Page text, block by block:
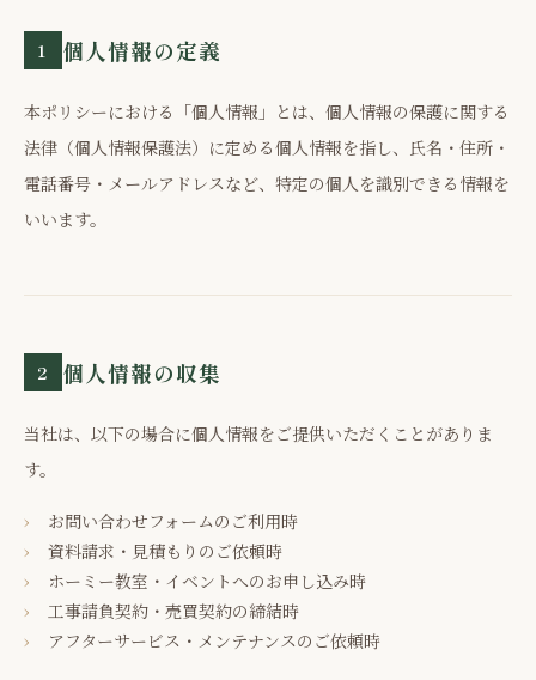
1 個人情報の定義
本ポリシーにおける「個人情報」とは、個人情報の保護に関する
法律（個人情報保護法）に定める個人情報を指し、氏名・住所・
電話番号・メールアドレスなど、特定の個人を識別できる情報を
いいます。
2 個人情報の収集
当社は、以下の場合に個人情報をご提供いただくことがありま
す。
お問い合わせフォームのご利用時
資料請求・見積もりのご依頼時
ホーミー教室・イベントへのお申し込み時
工事請負契約・売買契約の締結時
アフターサービス・メンテナンスのご依頼時